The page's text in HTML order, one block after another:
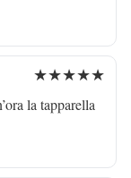
★★★★★
la tapparella